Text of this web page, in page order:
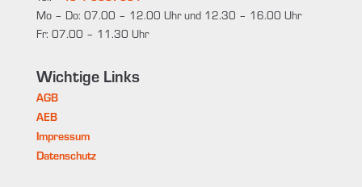
Mo – Do: 07.00 – 12.00 Uhr und 12.30 – 16.00 Uhr
Fr: 07.00 – 11.30 Uhr
Wichtige Links
AGB
AEB
Impressum
Datenschutz